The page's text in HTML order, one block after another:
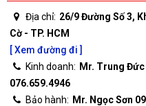
Địa chỉ: 26/9 Đường Số 3,
Cờ - TP. HCM
[ Xem đường đi ]
Kinh doanh: Mr. Trung Đức
076.659.4946
Bảo hành: Mr. Ngọc Sơn